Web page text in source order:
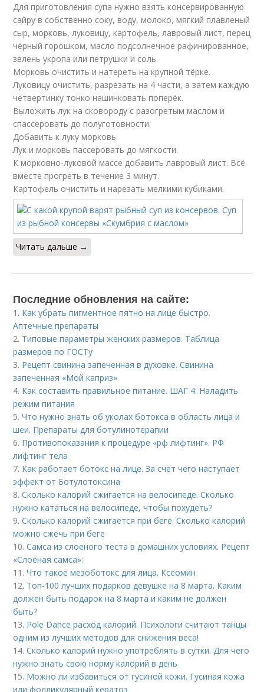
Для приготовления супа нужно взять консервированную
сайру в собственно соку, воду, молоко, мягкий плавленый
сыр, морковь, луковицу, картофель, лавровый лист, перец
чёрный горошком, масло подсолнечное рафинированное,
зелень укропа или петрушки и соль.
Морковь очистить и натереть на крупной тёрке.
Луковицу очистить, разрезать на 4 части, а затем каждую
четвертинку тонко нашинковать поперёк.
Выложить лук на сковороду с разогретым маслом и
спассеровать до полуготовности.
Добавить к луку морковь.
Лук и морковь пассеровать до мягкости.
К морковно-луковой массе добавить лавровый лист. Всё
вместе прогреть в течение 3 минут.
Картофель очистить и нарезать мелкими кубиками.
Читать дальше →
Последние обновления на сайте:
1. Как убрать пигментное пятно на лице быстро.
Аптечные препараты
2. Типовые параметры женских размеров. Таблица
размеров по ГОСТу
3. Рецепт свинина запеченная в духовке. Свинина
запеченная «Мой каприз»
4. Как составить правильное питание. ШАГ 4: Наладить
режим питания
5.Что нужно знать об уколах ботокса в область лица и
шеи. Препараты для ботулинотерапии
6. Противопоказания к процедуре «рф лифтинг». РФ
лифтинг тела
7. Как работает ботокс на лице. За счет чего наступает
эффект от Ботулотоксина
8.Сколько калорий сжигается на велосипеде. Сколько
нужно кататься на велосипеде, чтобы похудеть?
9.Сколько калорий сжигается при беге. Сколько калорий
можно сжечь при беге
10.Самса из слоеного теста в домашних условиях. Рецепт
«Слоёная самса»:
11.Что такое мезоботокс для лица. Ксеомин
12. Топ-100 лучших подарков девушке на 8 марта. Каким
должен быть подарок на 8 марта и каким не должен
быть?
13. Pole Dance расход калорий. Психологи считают танцы
одним из лучших методов для снижения веса!
14.Сколько калорий нужно употреблять в сутки. Для чего
нужно знать свою норму калорий в день
15. Можно ли избавиться от гусиной кожи. Гусиная кожа
или фолликулярный кератоз